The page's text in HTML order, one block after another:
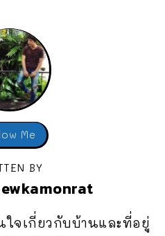
Me
BY
จเกี่ยวกับบ้านและที่อยู่